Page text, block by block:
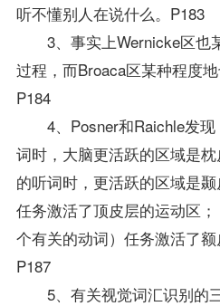
听不懂别人在说什么。P183
3、事实上Wernicke区也
过程，而Broaca区某种程度地
P184
4、Posner和Raichle发现
词时，大脑更活跃的区域是
的听词时，更活跃的区域是
任务激活了顶皮层的运动区
个有关的动词）任务激活了额
P187
5、有关视觉词汇识别的